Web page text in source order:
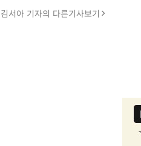
김서아 기자의 다른기사보기